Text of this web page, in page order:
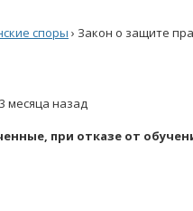
споры › Закон о защите
месяца назад
при отказе от